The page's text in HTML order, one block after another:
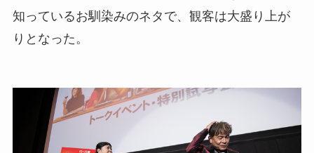
知っているお馴染みのネタで、観客は大盛り上が
りとなった。